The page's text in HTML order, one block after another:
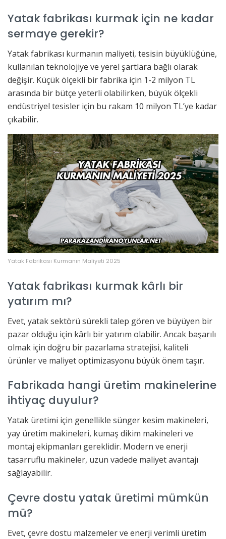
Yatak fabrikası kurmak için ne kadar
sermaye gerekir?
Yatak fabrikası kurmanın maliyeti, tesisin büyüklüğüne,
kullanılan teknolojiye ve yerel şartlara bağlı olarak
değişir. Küçük ölçekli bir fabrika için 1-2 milyon TL
arasında bir bütçe yeterli olabilirken, büyük ölçekli
endüstriyel tesisler için bu rakam 10 milyon TL’ye kadar
çıkabilir.
Yatak Fabrikası Kurmanın Maliyeti 2025
Yatak fabrikası kurmak kârlı bir
yatırım mı?
Evet, yatak sektörü sürekli talep gören ve büyüyen bir
pazar olduğu için kârlı bir yatırım olabilir. Ancak başarılı
olmak için doğru bir pazarlama stratejisi, kaliteli
ürünler ve maliyet optimizasyonu büyük önem taşır.
Fabrikada hangi üretim makinelerine
ihtiyaç duyulur?
Yatak üretimi için genellikle sünger kesim makineleri,
yay üretim makineleri, kumaş dikim makineleri ve
montaj ekipmanları gereklidir. Modern ve enerji
tasarruflu makineler, uzun vadede maliyet avantajı
sağlayabilir.
Çevre dostu yatak üretimi mümkün
mü?
Evet, çevre dostu malzemeler ve enerji verimli üretim